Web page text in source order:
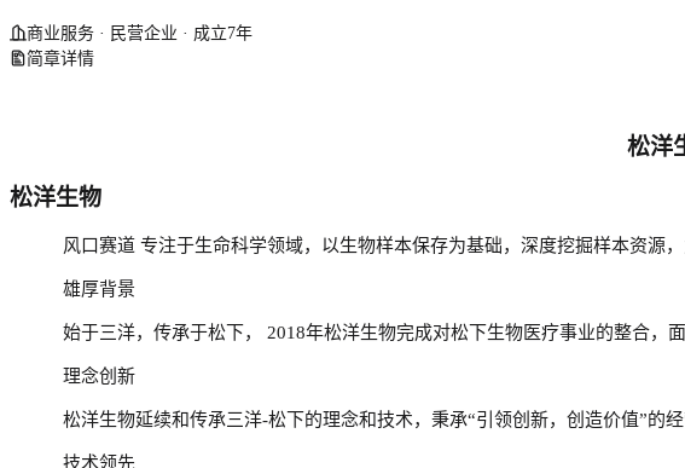
商业服务 · 民营企业 · 成立7年
简章详情
松洋
松洋生物
风口赛道 专注于生命科学领域，以生物样本保存为基础，深度挖掘样本资源
雄厚背景
始于三洋，传承于松下， 2018年松洋生物完成对松下生物医疗事业的整合，
理念创新
松洋生物延续和传承三洋-松下的理念和技术，秉承“引领创新，创造价值”的
技术领先